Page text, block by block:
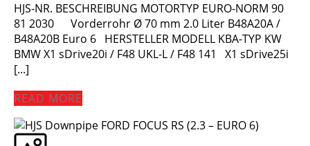
HJS-NR. BESCHREIBUNG MOTORTYP EURO-NORM 90
81 2030 Vorderrohr Ø 70 mm 2.0 Liter B48A20A /
B48A20B Euro 6 HERSTELLER MODELL KBA-TYP KW
BMW X1 sDrive20i / F48 UKL-L / F48 141 X1 sDrive25i
[...]
READ MORE